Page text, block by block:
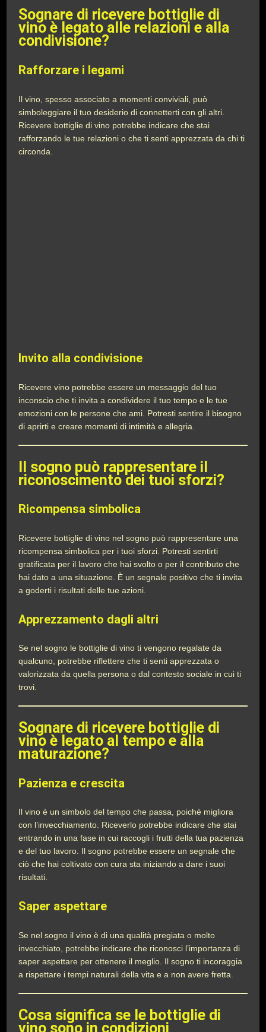
Sognare di ricevere bottiglie di
vino è legato alle relazioni e alla
condivisione?
Rafforzare i legami
Il vino, spesso associato a momenti conviviali, può
simboleggiare il tuo desiderio di connetterti con gli altri.
Ricevere bottiglie di vino potrebbe indicare che stai
rafforzando le tue relazioni o che ti senti apprezzata da chi ti
circonda.
Invito alla condivisione
Ricevere vino potrebbe essere un messaggio del tuo
inconscio che ti invita a condividere il tuo tempo e le tue
emozioni con le persone che ami. Potresti sentire il bisogno
di aprirti e creare momenti di intimità e allegria.
Il sogno può rappresentare il
riconoscimento dei tuoi sforzi?
Ricompensa simbolica
Ricevere bottiglie di vino nel sogno può rappresentare una
ricompensa simbolica per i tuoi sforzi. Potresti sentirti
gratificata per il lavoro che hai svolto o per il contributo che
hai dato a una situazione. È un segnale positivo che ti invita
a goderti i risultati delle tue azioni.
Apprezzamento dagli altri
Se nel sogno le bottiglie di vino ti vengono regalate da
qualcuno, potrebbe riflettere che ti senti apprezzata o
valorizzata da quella persona o dal contesto sociale in cui ti
trovi.
Sognare di ricevere bottiglie di
vino è legato al tempo e alla
maturazione?
Pazienza e crescita
Il vino è un simbolo del tempo che passa, poiché migliora
con l’invecchiamento. Riceverlo potrebbe indicare che stai
entrando in una fase in cui raccogli i frutti della tua pazienza
e del tuo lavoro. Il sogno potrebbe essere un segnale che
ciò che hai coltivato con cura sta iniziando a dare i suoi
risultati.
Saper aspettare
Se nel sogno il vino è di una qualità pregiata o molto
invecchiato, potrebbe indicare che riconosci l’importanza di
saper aspettare per ottenere il meglio. Il sogno ti incoraggia
a rispettare i tempi naturali della vita e a non avere fretta.
Cosa significa se le bottiglie di
vino sono in condizioni